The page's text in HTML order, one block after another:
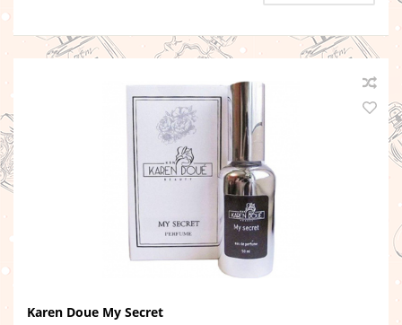
Karen Doue My Secret